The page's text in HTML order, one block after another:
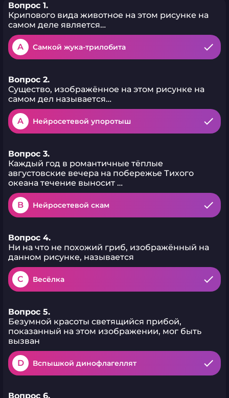
Вопрос 1.
Крипового вида животное на этом рисунке на
самом деле является…
A Самкой жука-трилобита
Вопрос 2.
Существо, изображённое на этом рисунке на
самом дел называется…
A Нейросетевой упоротыш
Вопрос 3.
Каждый год в романтичные тёплые
августовские вечера на побережье Тихого
океана течение выносит …
B Нейросетевой скам
Вопрос 4.
Ни на что не похожий гриб, изображённый на
данном рисунке, называется
C Весёлка
Вопрос 5.
Безумной красоты светящийся прибой,
показанный на этом изображении, мог быть
вызван
D Вспышкой динофлагеллят
Вопрос 6.